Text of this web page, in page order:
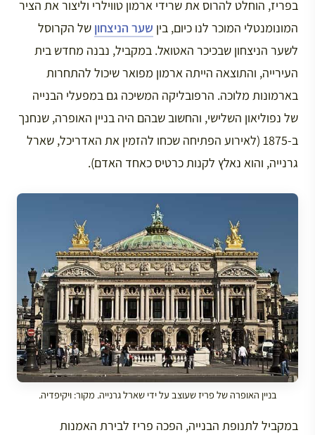
בפריז, הוחלט להרוס את שרידי ארמון טווילרי וליצור את הציר
המונומנטלי המוכר לנו כיום, בין שער הניצחון של הקרוסל
לשער הניצחון שבכיכר האטואל. במקביל, נבנה מחדש בית
העירייה, והתוצאה הייתה ארמון מפואר שיכול להתחרות
בארמונות מלוכה. הרפובליקה המשיכה גם במפעלי הבנייה
של נפוליאון השלישי, והחשוב שבהם היה בניין האופרה, שנחנך
ב-1875 (לאירוע הפתיחה שכחו להזמין את האדריכל, שארל
גרנייה, והוא נאלץ לקנות כרטיס כאחד האדם).
בניין האופרה של פריז שעוצב על ידי שארל גרנייה. מקור: ויקיפדיה.
במקביל לתנופת הבנייה, הפכה פריז לבירת האמנות